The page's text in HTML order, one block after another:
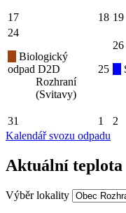
17 18 19
24
Biologický
odpad D2D
Rozhraní
(Svitavy)
25
26
31 1 2
Kalendář svozu odpadu
Aktuální teplota
Výběr lokality